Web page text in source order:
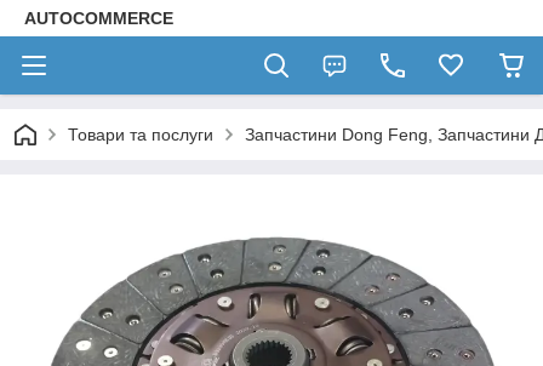
AUTOCOMMERCE
Товари та послуги Запчастини Dong Feng, Запчастини